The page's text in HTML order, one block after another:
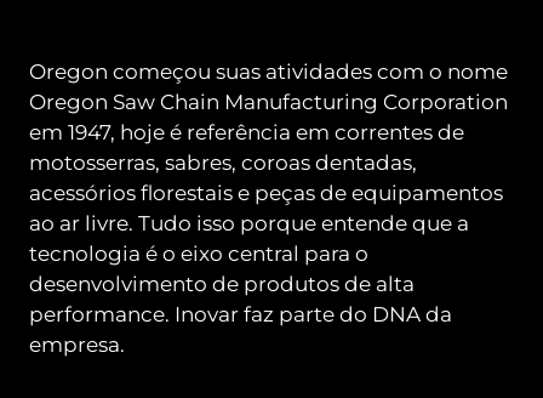
Oregon começou suas atividades com o nome
Oregon Saw Chain Manufacturing Corporation
em 1947, hoje é referência em correntes de
motosserras, sabres, coroas dentadas,
acessórios florestais e peças de equipamentos
ao ar livre. Tudo isso porque entende que a
tecnologia é o eixo central para o
desenvolvimento de produtos de alta
performance. Inovar faz parte do DNA da
empresa.